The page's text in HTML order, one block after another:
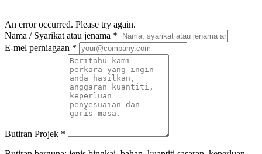
An error occurred. Please try again.
Nama / Syarikat atau jenama *
E-mel perniagaan *
Butiran Projek *